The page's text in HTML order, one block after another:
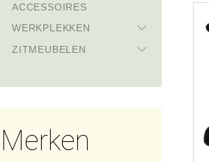
ACCESSOIRES
WERKPLEKKEN
ZITMEUBELEN
Merken